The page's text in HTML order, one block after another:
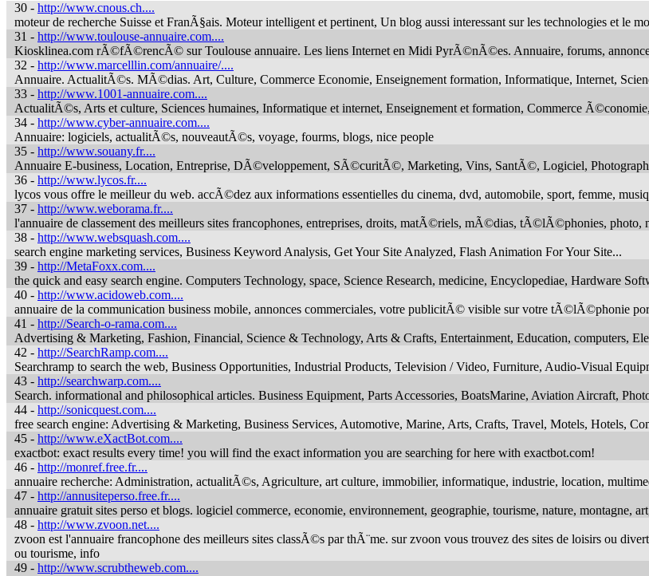
30 - http://www.cnous.ch....
moteur de recherche Suisse et FranÃ§ais. Moteur intelligent et pertinent, Un blog aussi interessant sur les technologies et le
31 - http://www.toulouse-annuaire.com....
Kiosklinea.com rÃ©fÃ©rencÃ© sur Toulouse annuaire. Les liens Internet en Midi PyrÃ©nÃ©es. Annuaire, forums,
32 - http://www.marcelllin.com/annuaire/....
Annuaire. ActualitÃ©s. MÃ©dias. Art, Culture, Commerce Economie, Enseignement formation, Informatique, Internet,
33 - http://www.1001-annuaire.com....
ActualitÃ©s, Arts et culture, Sciences humaines, Informatique et internet, Enseignement et formation, Commerce
34 - http://www.cyber-annuaire.com....
Annuaire: logiciels, actualitÃ©s, nouveautÃ©s, voyage, fourms, blogs, nice people
35 - http://www.souany.fr....
Annuaire E-business, Location, Entreprise, DÃ©veloppement, SÃ©curitÃ©, Marketing, Vins, SantÃ©, Logiciel,
36 - http://www.lycos.fr....
lycos vous offre le meilleur du web. accÃ©dez aux informations essentielles du cinema, dvd, automobile, sport, femme,
37 - http://www.weborama.fr....
l'annuaire de classement des meilleurs sites francophones, entreprises, droits, matÃ©riels, mÃ©dias, tÃ©lÃ©phonies, photo,
38 - http://www.websquash.com....
search engine marketing services, Business Keyword Analysis, Get Your Site Analyzed, Flash Animation For Your Site...
39 - http://MetaFoxx.com....
the quick and easy search engine. Computers Technology, space, Science Research, medicine, Encyclopediae, Hardware
40 - http://www.acidoweb.com....
annuaire de la communication business mobile, annonces commerciales, votre publicitÃ© visible sur votre tÃ©lÃ©phonie
41 - http://Search-o-rama.com....
Advertising & Marketing, Fashion, Financial, Science & Technology, Arts & Crafts, Entertainment, Education, computers,
42 - http://SearchRamp.com....
Searchramp to search the web, Business Opportunities, Industrial Products, Television / Video, Furniture, Audio-Visual
43 - http://searchwarp.com....
Search. informational and philosophical articles. Business Equipment, Parts Accessories, BoatsMarine, Aviation Aircraft,
44 - http://sonicquest.com....
free search engine: Advertising & Marketing, Business Services, Automotive, Marine, Arts, Crafts, Travel, Motels, Hotels,
45 - http://www.eXactBot.com....
exactbot: exact results every time! you will find the exact information you are searching for here with exactbot.com!
46 - http://monref.free.fr....
annuaire recherche: Administration, actualitÃ©s, Agriculture, art culture, immobilier, informatique, industrie, location,
47 - http://annusiteperso.free.fr....
annuaire gratuit sites perso et blogs. logiciel commerce, economie, environnement, geographie, tourisme, nature, montagne,
48 - http://www.zvoon.net....
zvoon est l'annuaire francophone des meilleurs sites classÃ©s par thÃ¨me. sur zvoon vous trouvez des sites de loisirs ou
ou tourisme, info
49 - http://www.scrubtheweb.com....